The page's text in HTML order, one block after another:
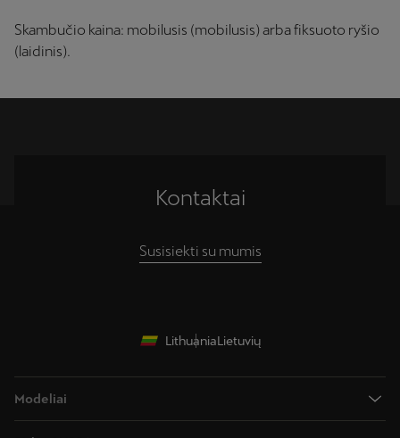
Skambučio kaina: mobilusis (mobilusis) arba fiksuoto ryšio
(laidinis).
Kontaktai
Susisiekti su mumis
LithuaniaLietuvių
Modeliai